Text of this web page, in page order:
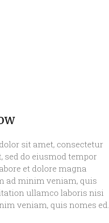
sit amet, consectetur
sed do eiusmod tempor
et dolore magna
ad minim veniam, quis
ullamco laboris nisi
veniam, quis nomes ed.